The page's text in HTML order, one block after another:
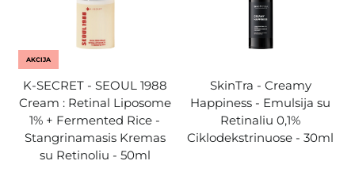
AKCIJA
K-SECRET - SEOUL 1988
Cream : Retinal Liposome
1% + Fermented Rice -
Stangrinamasis Kremas
su Retinoliu - 50ml
SkinTra - Creamy
Happiness - Emulsija su
Retinaliu 0,1%
Ciklodekstrinuose - 30ml